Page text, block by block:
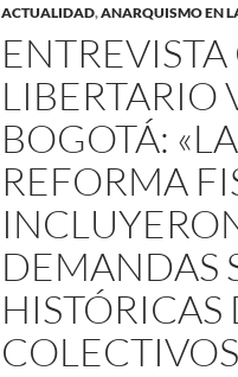
ACTUALIDAD,ANARQUISMO EN
LIBERTARIO
BOGOTÁ:
REFORMA
DEMANDAS
HISTÓRICAS